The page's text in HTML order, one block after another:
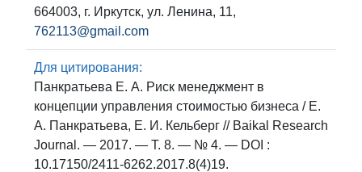
664003, г. Иркутск, ул. Ленина, 11,
762113@gmail.com
Для цитирования:
Панкратьева Е. А. Риск менеджмент в
концепции управления стоимостью бизнеса / Е.
А. Панкратьева, Е. И. Кельберг // Baikal Research
Journal. — 2017. — Т. 8. — № 4. — DOI :
10.17150/2411-6262.2017.8(4)19.